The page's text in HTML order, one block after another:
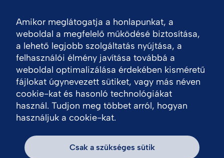
Amikor meglátogatja a honlapunkat, a
weboldal a megfelelő működésé biztosítása,
a lehető legjobb szolgáltatás nyújtása, a
felhasználói élmény javítása továbbá a
weboldal optimalizálása érdekében kisméretű
fájlokat úgynevezett sütiket, vagy más néven
cookie-kat és hasonló technológiákat
használ. Tudjon meg többet arról, hogyan
használjuk a cookie-kat.
Csak a szükséges sütik